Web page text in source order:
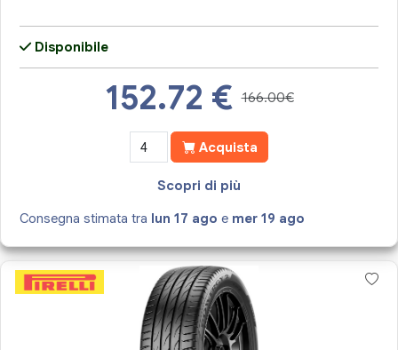
Disponibile
152.72 € 166.00€
Acquista
Scopri di più
Consegna stimata tra lun 17 ago e mer 19 ago